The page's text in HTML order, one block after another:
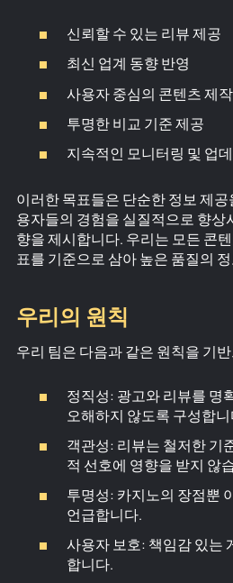
신뢰할 수 있는 리뷰 제공
최신 업계 동향 반영
사용자 중심의 콘텐츠 제작
투명한 비교 기준 제공
지속적인 모니터링 및 업
이러한 목표들은 단순한 정보 제
용자들의 경험을 실질적으로 향상
향을 제시합니다. 우리는 모든 콘
표를 기준으로 삼아 높은 품질의
우리의 원칙
우리 팀은 다음과 같은 원칙을 기
정직성: 광고와 리뷰를 명
오해하지 않도록 구성합니
객관성: 리뷰는 철저한 기
적 선호에 영향을 받지 않
투명성: 카지노의 장점뿐
언급합니다.
사용자 보호: 책임감 있는
합니다.